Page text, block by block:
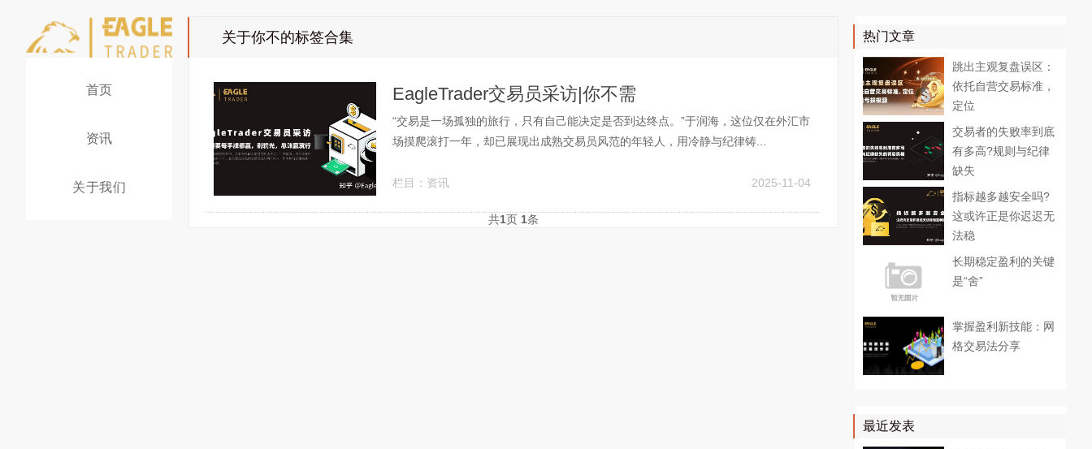
首页
资讯
关于我们
关于你不的标签合集
EagleTrader交易员采访|你不需
“交易是一场孤独的旅行，只有自己能决定是否到达终点。”于润海，这位仅在外汇市
场摸爬滚打一年，却已展现出成熟交易员风范的年轻人，用冷静与纪律铸...
栏目： 资讯 2025-11-04
共1页 1条
热门文章
跳出主观复盘误区：
依托自营交易标准，
定位
交易者的失败率到底
有多高?规则与纪律
缺失
指标越多越安全吗?
这或许正是你迟迟无
法稳
长期稳定盈利的关键
是“舍”
掌握盈利新技能：网
格交易法分享
最近发表